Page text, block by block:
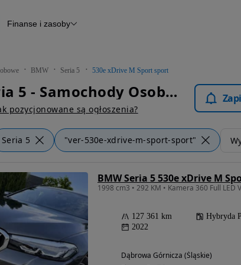
Raport z inspekcji
Otomoto News
Finanse i zasoby
BMW Seria 5 530e xDrive M Sport sport
BMW Seria 5 - Samochody Osobowe
pozycjonowane są ogłoszenia?
Seria 5 "ver-530e-xdrive-m-sport-sport"
BMW Seria 5 530e xDrive M
1998 cm3 • 292 KM • Kamera 360 Full LED
127 361 km Hybryda
2022
Dąbrowa Górnicza (Śląskie)